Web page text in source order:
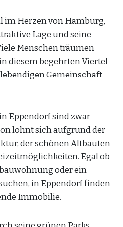
im Herzen von Hamburg,
Lage und seine
Menschen träumen
diesem begehrten Viertel
Gemeinschaft
Eppendorf sind zwar
lohnt sich aufgrund der
der schönen Altbauten
Egal ob
oder ein
in Eppendorf finden
Immobilie.